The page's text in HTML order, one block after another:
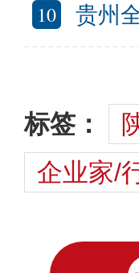
10 贵州全
标签：
企业家/